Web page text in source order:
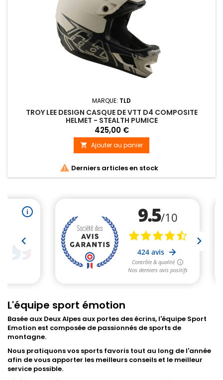
MARQUE: TLD
TROY LEE DESIGN CASQUE DE VTT D4 COMPOSITE
HELMET - STEALTH PUMICE
425,00 €
 Ajouter au panier
 Derniers articles en stock
L'équipe sport émotion
Basée aux Deux Alpes aux portes des écrins, l'équipe Sport
Emotion est composée de passionnés de sports de
montagne.
Nous pratiquons vos sports favoris tout au long de l'année
afin de vous apporter les meilleurs conseils et le meilleur
service possible.